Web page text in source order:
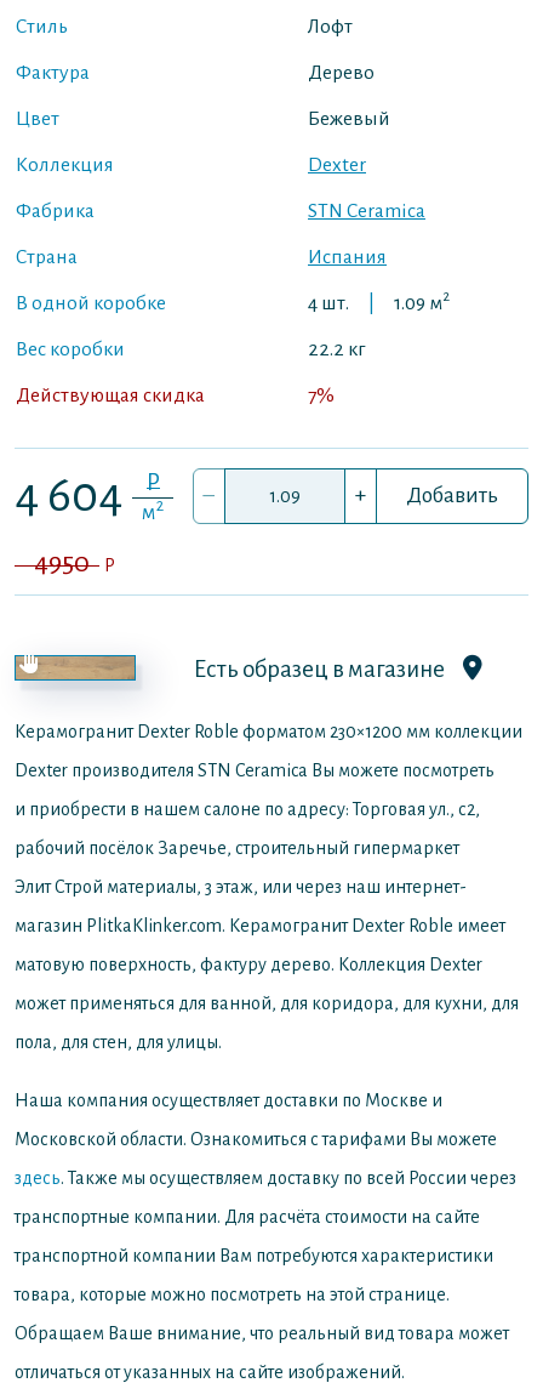
Стиль Лофт
Фактура Дерево
Цвет Бежевый
Коллекция Dexter
Фабрика STN Ceramica
Страна Испания
В одной коробке 4 шт. 1.09 м2
Вес коробки 22.2 кг
Действующая скидка 7%
4 604 P
м2 – + Добавить
4950 P
Есть образец в магазине
Керамогранит Dexter Roble форматом 230×1200 мм коллекции
Dexter производителя STN Ceramica Вы можете посмотреть
и приобрести в нашем салоне по адресу: Торговая ул., с2,
рабочий посёлок Заречье, строительный гипермаркет
Элит Строй материалы, 3 этаж, или через наш интернет-
магазин PlitkaKlinker.com. Керамогранит Dexter Roble имеет
матовую поверхность, фактуру дерево. Коллекция Dexter
может применяться для ванной, для коридора, для кухни, для
пола, для стен, для улицы.
Наша компания осуществляет доставки по Москве и
Московской области. Ознакомиться с тарифами Вы можете
здесь. Также мы осуществляем доставку по всей России через
транспортные компании. Для расчёта стоимости на сайте
транспортной компании Вам потребуются характеристики
товара, которые можно посмотреть на этой странице.
Обращаем Ваше внимание, что реальный вид товара может
отличаться от указанных на сайте изображений.